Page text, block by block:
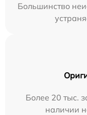
Большинство
Более 20 тыс.
наличии